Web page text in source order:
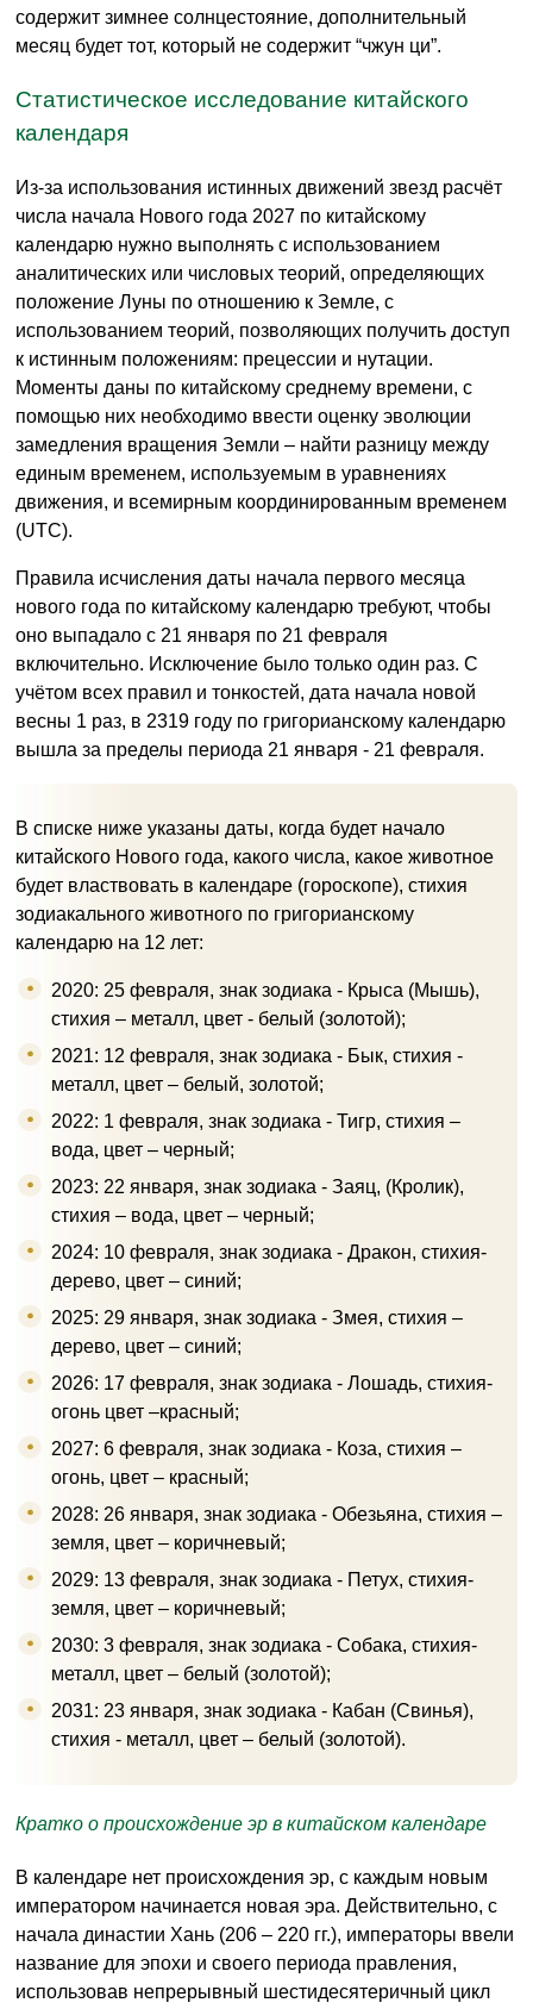
содержит зимнее солнцестояние, дополнительный
месяц будет тот, который не содержит “чжун ци”.
Статистическое исследование китайского
календаря
Из-за использования истинных движений звезд расчёт
числа начала Нового года 2027 по китайскому
календарю нужно выполнять с использованием
аналитических или числовых теорий, определяющих
положение Луны по отношению к Земле, с
использованием теорий, позволяющих получить доступ
к истинным положениям: прецессии и нутации.
Моменты даны по китайскому среднему времени, с
помощью них необходимо ввести оценку эволюции
замедления вращения Земли – найти разницу между
единым временем, используемым в уравнениях
движения, и всемирным координированным временем
(UTC).
Правила исчисления даты начала первого месяца
нового года по китайскому календарю требуют, чтобы
оно выпадало с 21 января по 21 февраля
включительно. Исключение было только один раз. С
учётом всех правил и тонкостей, дата начала новой
весны 1 раз, в 2319 году по григорианскому календарю
вышла за пределы периода 21 января - 21 февраля.
В списке ниже указаны даты, когда будет начало
китайского Нового года, какого числа, какое животное
будет властвовать в календаре (гороскопе), стихия
зодиакального животного по григорианскому
календарю на 12 лет:
2020: 25 февраля, знак зодиака - Крыса (Мышь),
стихия – металл, цвет - белый (золотой);
2021: 12 февраля, знак зодиака - Бык, стихия -
металл, цвет – белый, золотой;
2022: 1 февраля, знак зодиака - Тигр, стихия –
вода, цвет – черный;
2023: 22 января, знак зодиака - Заяц, (Кролик),
стихия – вода, цвет – черный;
2024: 10 февраля, знак зодиака - Дракон, стихия-
дерево, цвет – синий;
2025: 29 января, знак зодиака - Змея, стихия –
дерево, цвет – синий;
2026: 17 февраля, знак зодиака - Лошадь, стихия-
огонь цвет –красный;
2027: 6 февраля, знак зодиака - Коза, стихия –
огонь, цвет – красный;
2028: 26 января, знак зодиака - Обезьяна, стихия –
земля, цвет – коричневый;
2029: 13 февраля, знак зодиака - Петух, стихия-
земля, цвет – коричневый;
2030: 3 февраля, знак зодиака - Собака, стихия-
металл, цвет – белый (золотой);
2031: 23 января, знак зодиака - Кабан (Свинья),
стихия - металл, цвет – белый (золотой).
Кратко о происхождение эр в китайском календаре
В календаре нет происхождения эр, с каждым новым
императором начинается новая эра. Действительно, с
начала династии Хань (206 – 220 гг.), императоры ввели
название для эпохи и своего периода правления,
использовав непрерывный шестидесятеричный цикл